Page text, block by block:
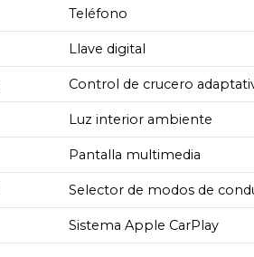
Teléfono
Llave digital
Control de crucero
Luz interior ambiente
Pantalla multimedia
Selector de modos de
Sistema Apple CarPlay